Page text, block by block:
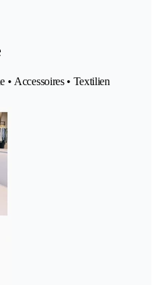
• Accessoires • Textilien